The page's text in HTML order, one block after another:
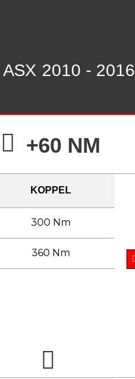
ASX 2010 - 2016
+60 NM
KOPPEL
300 Nm
360 Nm